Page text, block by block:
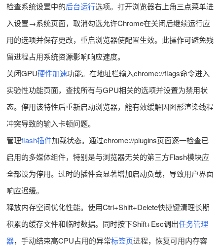
检查系统设置中的后台运行选项。打开浏览器右上角三点菜单进
入设置→系统页面，取消勾选允许Chrome在关闭后继续运行应
用的选项并保存更改，重启浏览器使配置生效。此操作可避免残
留进程占用系统资源影响响应速度。
关闭GPU硬件加速功能。在地址栏输入chrome://flags命令进入
实验性功能页面，查找所有与GPU相关的选项并设置为禁用状
态。停用该特性后重新启动浏览器，能有效缓解因图形渲染线程
冲突导致的输入卡顿问题。
管理flash插件加载状态。通过chrome://plugins页面逐一检查已
启用的多媒体组件，特别是与浏览器无关的第三方Flash模块应
全部设为停用。过时的插件会显著增加启动负载，导致用户界面
响应迟缓。
释放内存空间优化性能。使用Ctrl+Shift+Delete快捷键清理长期
积累的缓存文件和临时数据。同时按下Shift+Esc调出任务管理
器，手动结束高CPU占用的异常标签页进程，恢复可用内存容